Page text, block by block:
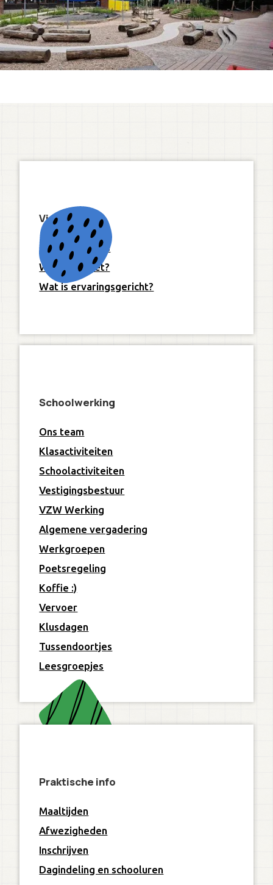
Visie
Onze 10 pijlers
Wat is Freinet?
Wat is ervaringsgericht?
Schoolwerking
Ons team
Klasactiviteiten
Schoolactiviteiten
Vestigingsbestuur
VZW Werking
Algemene vergadering
Werkgroepen
Poetsregeling
Koffie :)
Vervoer
Klusdagen
Tussendoortjes
Leesgroepjes
Praktische info
Maaltijden
Afwezigheden
Inschrijven
Dagindeling en schooluren